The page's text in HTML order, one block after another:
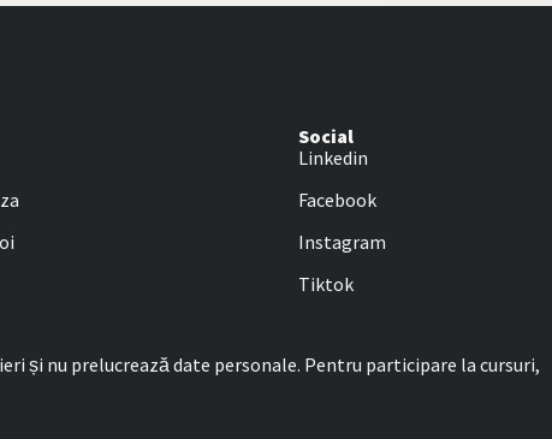
Social
Linkedin
Facebook
Instagram
Tiktok
și nu prelucrează date personale. Pentru participare la cursuri,